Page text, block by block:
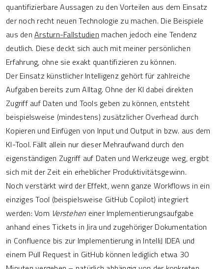
quantifizierbare Aussagen zu den Vorteilen aus dem Einsatz
der noch recht neuen Technologie zu machen. Die Beispiele
aus den Arsturn-Fallstudien machen jedoch eine Tendenz
deutlich. Diese deckt sich auch mit meiner persönlichen
Erfahrung, ohne sie exakt quantifizieren zu können.
Der Einsatz künstlicher Intelligenz gehört für zahlreiche
Aufgaben bereits zum Alltag. Ohne der KI dabei direkten
Zugriff auf Daten und Tools geben zu können, entsteht
beispielsweise (mindestens) zusätzlicher Overhead durch
Kopieren und Einfügen von Input und Output in bzw. aus dem
KI-Tool. Fällt allein nur dieser Mehraufwand durch den
eigenständigen Zugriff auf Daten und Werkzeuge weg, ergibt
sich mit der Zeit ein erheblicher Produktivitätsgewinn.
Noch verstärkt wird der Effekt, wenn ganze Workflows in ein
einziges Tool (beispielsweise GitHub Copilot) integriert
werden: Vom Verstehen einer Implementierungsaufgabe
anhand eines Tickets in Jira und zugehöriger Dokumentation
in Confluence bis zur Implementierung in IntelliJ IDEA und
einem Pull Request in GitHub können lediglich etwa 30